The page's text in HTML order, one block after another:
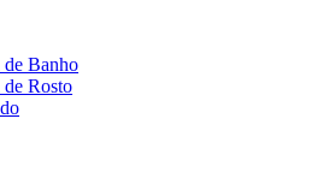
de Banho
de Rosto